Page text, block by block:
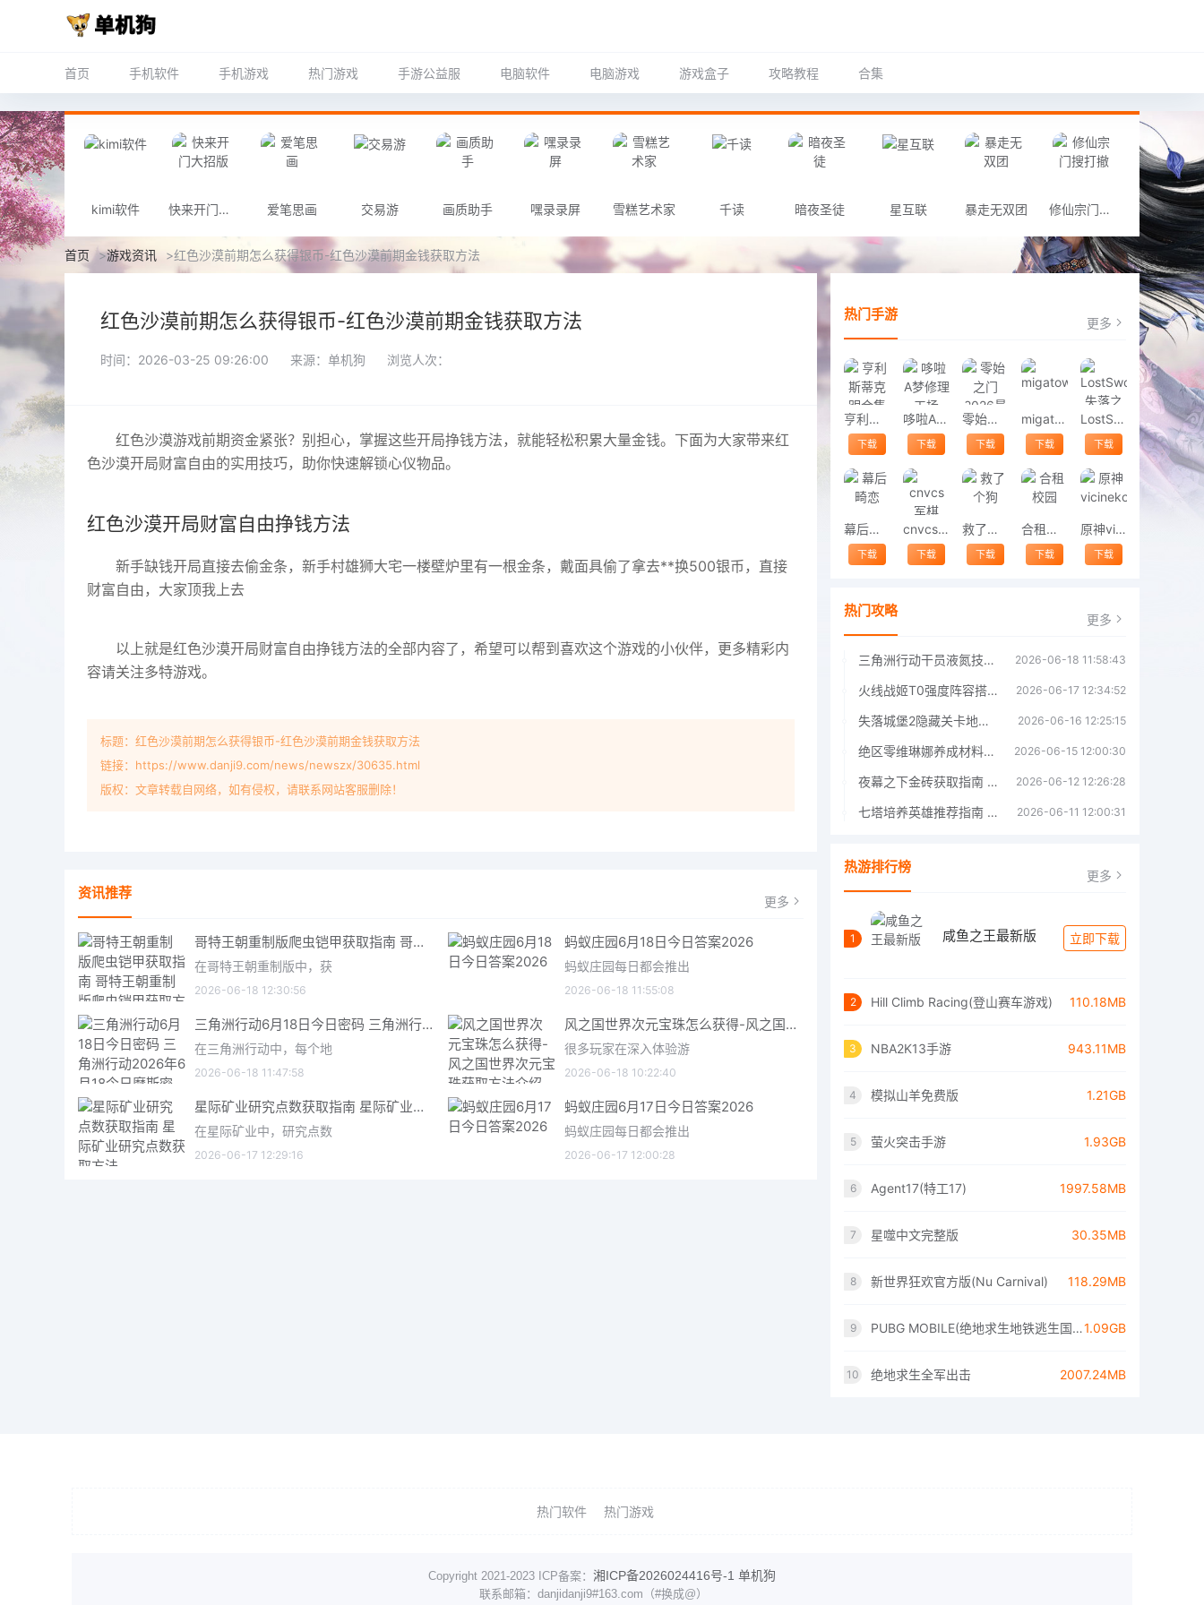
首页 手机软件 手机游戏 热门游戏 手游公益服 电脑软件 电脑游戏 游戏盒子 攻略教程 合集
kimi软件 快来开门大招版 爱笔思画 交易游 画质助手 嘿录录屏 雪糕艺术家 千读 暗夜圣徒 星互联 暴走无双团 修仙宗门搜打撤
首页 >游戏资讯 >红色沙漠前期怎么获得银币-红色沙漠前期金钱获取方法
红色沙漠前期怎么获得银币-红色沙漠前期金钱获取方法
时间：2026-03-25 09:26:00 来源：单机狗 浏览人次：
红色沙漠游戏前期资金紧张？别担心，掌握这些开局挣钱方法，就能轻松积累大量金钱。下面为大家带来红
色沙漠开局财富自由的实用技巧，助你快速解锁心仪物品。
红色沙漠开局财富自由挣钱方法
新手缺钱开局直接去偷金条，新手村雄狮大宅一楼壁炉里有一根金条，戴面具偷了拿去**换500银币，直接
财富自由，大家顶我上去
以上就是红色沙漠开局财富自由挣钱方法的全部内容了，希望可以帮到喜欢这个游戏的小伙伴，更多精彩内
容请关注多特游戏。
标题：红色沙漠前期怎么获得银币-红色沙漠前期金钱获取方法
链接：https://www.danji9.com/news/newszx/30635.html
版权：文章转载自网络，如有侵权，请联系网站客服删除！
资讯推荐 更多
哥特王朝重制版爬虫铠甲获取指南 哥特王朝重制版爬虫铠甲获取方法
在哥特王朝重制版中，获
2026-06-18 12:30:56
蚂蚁庄园6月18日今日答案2026
蚂蚁庄园每日都会推出
2026-06-18 11:55:08
三角洲行动6月18日今日密码 三角洲行动2026年6月18今日摩斯密码分享
在三角洲行动中，每个地
2026-06-18 11:47:58
风之国世界次元宝珠怎么获得-风之国世界次元宝珠获取方法介绍
很多玩家在深入体验游
2026-06-18 10:22:40
星际矿业研究点数获取指南 星际矿业研究点数获取方法
在星际矿业中，研究点数
2026-06-17 12:29:16
蚂蚁庄园6月17日今日答案2026
蚂蚁庄园每日都会推出
2026-06-17 12:00:28
热门手游 更多
亨利斯蒂克明合集
下载
哆啦A梦修理工场
下载
零始之门2026最新版
下载
migatowemyworld1.68
下载
LostSword失落之剑
下载
幕后畸恋
下载
cnvcs军棋
下载
救了个狗
下载
合租校园
下载
原神vicineko
下载
热门攻略 更多
三角洲行动干员液氮技能效果详解 三角洲行动干员液氮技能介绍 2026-06-18 11:58:43
火线战姬T0强度阵容搭配推荐 火线战姬T0强度阵容哪个好 2026-06-17 12:34:52
失落城堡2隐藏关卡地图解锁指南 2026-06-16 12:25:15
绝区零维琳娜养成材料汇总指南 2026-06-15 12:00:30
夜幕之下金砖获取指南 夜幕之下金砖获取方法 2026-06-12 12:26:28
七塔培养英雄推荐指南 七塔培养哪个英雄好 2026-06-11 12:00:31
热游排行榜 更多
1 咸鱼之王最新版 立即下载
2 Hill Climb Racing(登山赛车游戏) 110.18MB
3 NBA2K13手游 943.11MB
4 模拟山羊免费版 1.21GB
5 萤火突击手游 1.93GB
6 Agent17(特工17) 1997.58MB
7 星噬中文完整版 30.35MB
8 新世界狂欢官方版(Nu Carnival) 118.29MB
9 PUBG MOBILE(绝地求生地铁逃生国际服)1.09GB
10 绝地求生全军出击 2007.24MB
热门软件 热门游戏
Copyright 2021-2023 ICP备案： 湘ICP备2026024416号-1 单机狗
联系邮箱：danjidanji9#163.com（#换成@）